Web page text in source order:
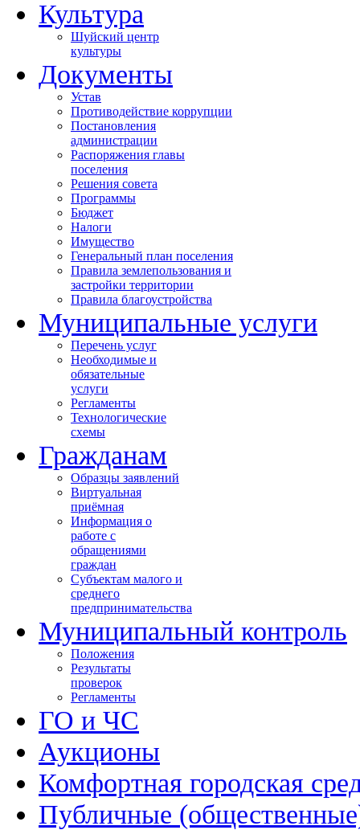
Культура
Шуйский центр
культуры
Документы
Устав
Противодействие коррупции
Постановления
администрации
Распоряжения главы
поселения
Решения совета
Программы
Бюджет
Налоги
Имущество
Генеральный план поселения
Правила землепользования и
застройки территории
Правила благоустройства
Муниципальные услуги
Перечень услуг
Необходимые и
обязательные
услуги
Регламенты
Технологические
схемы
Гражданам
Образцы заявлений
Виртуальная
приёмная
Информация о
работе с
обращениями
граждан
Субъектам малого и
среднего
предпринимательства
Муниципальный контроль
Положения
Результаты
проверок
Регламенты
ГО и ЧС
Аукционы
Комфортная городская
Публичные